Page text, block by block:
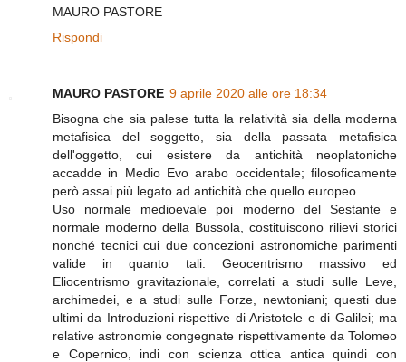
MAURO PASTORE
Rispondi
MAURO PASTORE 9 aprile 2020 alle ore 18:34
Bisogna che sia palese tutta la relatività sia della moderna
metafisica del soggetto, sia della passata metafisica
dell'oggetto, cui esistere da antichità neoplatoniche
accadde in Medio Evo arabo occidentale; filosoficamente
però assai più legato ad antichità che quello europeo.
Uso normale medioevale poi moderno del Sestante e
normale moderno della Bussola, costituiscono rilievi storici
nonché tecnici cui due concezioni astronomiche parimenti
valide in quanto tali: Geocentrismo massivo ed
Eliocentrismo gravitazionale, correlati a studi sulle Leve,
archimedei, e a studi sulle Forze, newtoniani; questi due
ultimi da Introduzioni rispettive di Aristotele e di Galilei; ma
relative astronomie congegnate rispettivamente da Tolomeo
e Copernico, indi con scienza ottica antica quindi con